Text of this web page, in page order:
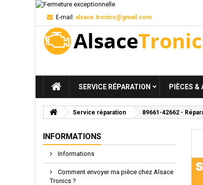
E-mail: alsace.tronics@gmail.com
SERVICE RÉPARATION PIÈCES &
Service réparation 89661-42662 -
INFORMATIONS
Informations
Comment envoyer ma pièce chez Alsace
Tronics ?